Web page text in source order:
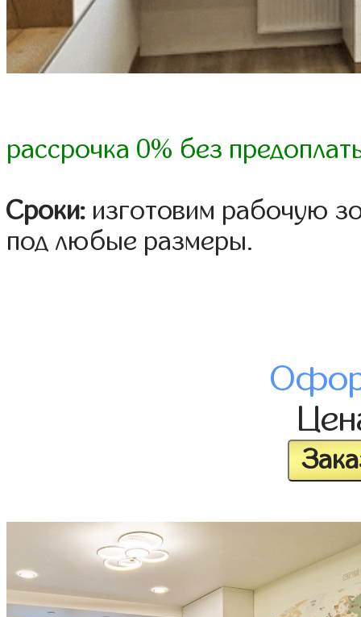
рассрочка 0% без
Сроки: изготовим рабочую
под любые размеры.